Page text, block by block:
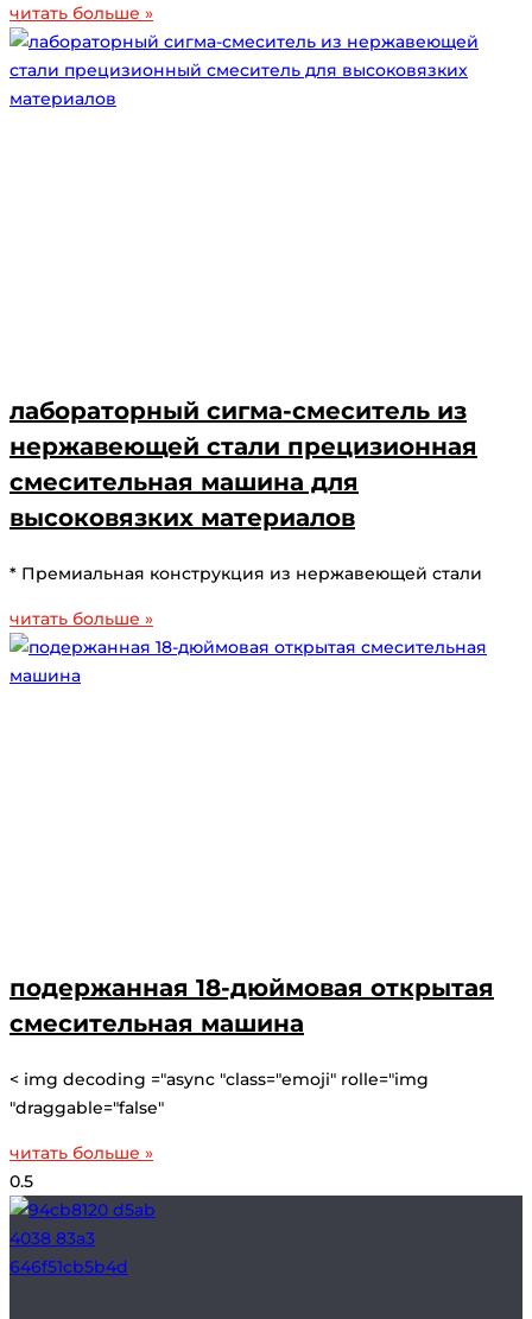
читать больше »
лабораторный сигма-смеситель из
нержавеющей стали прецизионная
смесительная машина для
высоковязких материалов
* Премиальная конструкция из нержавеющей стали
читать больше »
подержанная 18-дюймовая открытая
смесительная машина
< img decoding ="async "class="emoji" rolle="img
"draggable="false"
читать больше »